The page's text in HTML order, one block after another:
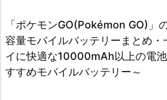
「ポケモンGO(Pokémon GO)」
容量モバイルバッテリーまとめ・
イに快適な10000mAh以上の電
すすめモバイルバッテリー～